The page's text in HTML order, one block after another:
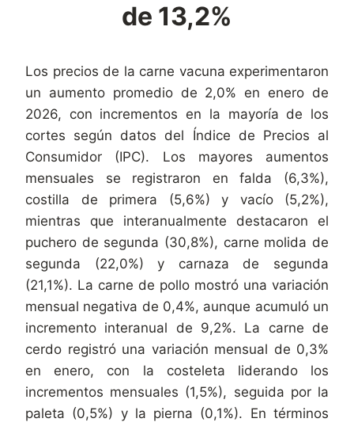
de 13,2%
Los precios de la carne vacuna experimentaron
un aumento promedio de 2,0% en enero de
2026, con incrementos en la mayoría de los
cortes según datos del Índice de Precios al
Consumidor (IPC). Los mayores aumentos
mensuales se registraron en falda (6,3%),
costilla de primera (5,6%) y vacío (5,2%),
mientras que interanualmente destacaron el
puchero de segunda (30,8%), carne molida de
segunda (22,0%) y carnaza de segunda
(21,1%). La carne de pollo mostró una variación
mensual negativa de 0,4%, aunque acumuló un
incremento interanual de 9,2%. La carne de
cerdo registró una variación mensual de 0,3%
en enero, con la costeleta liderando los
incrementos mensuales (1,5%), seguida por la
paleta (0,5%) y la pierna (0,1%). En términos